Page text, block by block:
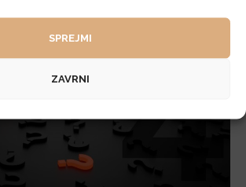
SPREJMI
ZAVRNI